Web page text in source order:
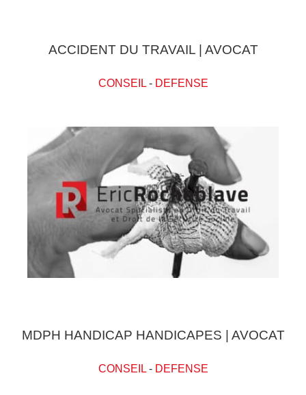
ACCIDENT DU TRAVAIL | AVOCAT
CONSEIL- DEFENSE
MDPH HANDICAP HANDICAPES | AVOCAT
CONSEIL- DEFENSE